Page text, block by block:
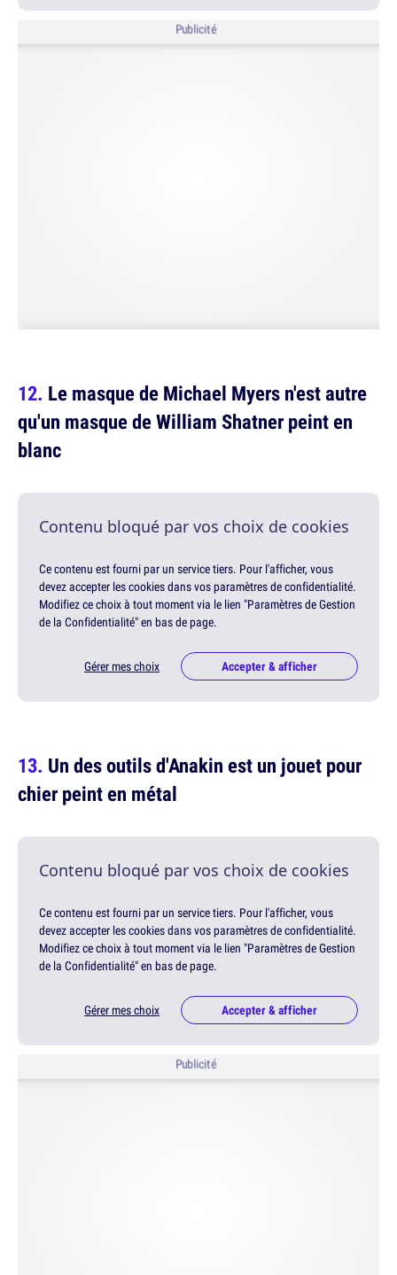
Publicité
Le masque de Michael Myers n'est autre
qu'un masque de William Shatner peint en
blanc
Contenu bloqué par vos choix de cookies
Ce contenu est fourni par un service tiers. Pour l'afficher, vous
devez accepter les cookies dans vos paramètres de confidentialité.
Modifiez ce choix à tout moment via le lien "Paramètres de Gestion
de la Confidentialité" en bas de page.
Gérer mes choix Accepter & afficher
Un des outils d'Anakin est un jouet pour
chier peint en métal
Contenu bloqué par vos choix de cookies
Ce contenu est fourni par un service tiers. Pour l'afficher, vous
devez accepter les cookies dans vos paramètres de confidentialité.
Modifiez ce choix à tout moment via le lien "Paramètres de Gestion
de la Confidentialité" en bas de page.
Gérer mes choix Accepter & afficher
Publicité